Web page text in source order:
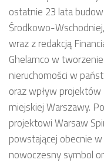
ostatnie 23 lata
Środkowo-
wraz z redakcją
Ghelamco w
nieruchomości w
oraz wpływ
miejskiej Warszawy.
projektowi Warsaw
powstającej obecnie
nowoczesny symbol